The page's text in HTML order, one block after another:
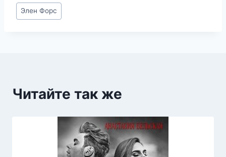
Метки
записи:
Элен Форс
Читайте так же